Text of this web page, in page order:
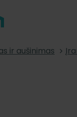
ir aušinimas